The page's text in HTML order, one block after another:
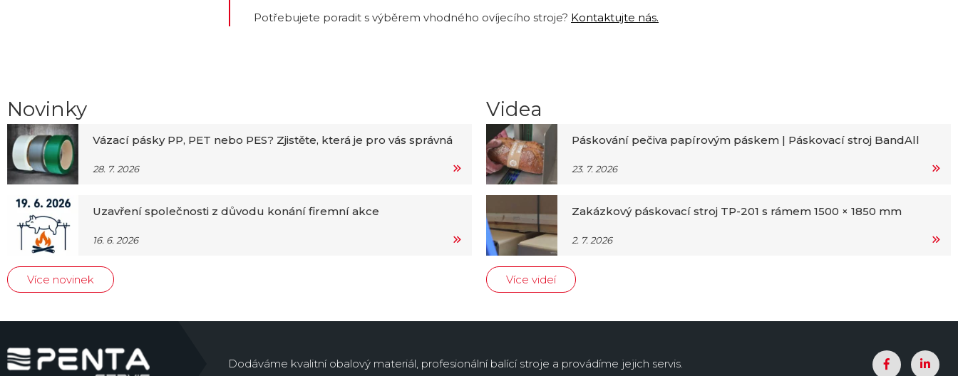
Potřebujete poradit s výběrem vhodného ovíjecího stroje? Kontaktujte nás.
Novinky
Vázací pásky PP, PET nebo PES? Zjistěte, která je pro vás správná
28. 7. 2026
Uzavření společnosti z důvodu konání firemní akce
16. 6. 2026
Více novinek
Videa
Páskování pečiva papírovým páskem | Páskovací stroj BandAll
23. 7. 2026
Zakázkový páskovací stroj TP-201 s rámem 1500 × 1850 mm
2. 7. 2026
Více videí
Dodáváme kvalitní obalový materiál, profesionální balící stroje a provádíme jejich servis.